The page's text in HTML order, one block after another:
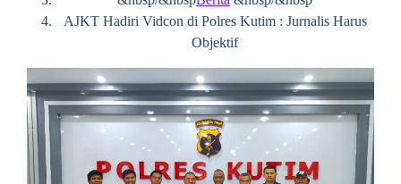
AJKT Hadiri Vidcon di Polres Kutim : Jurnalis Harus
Objektif